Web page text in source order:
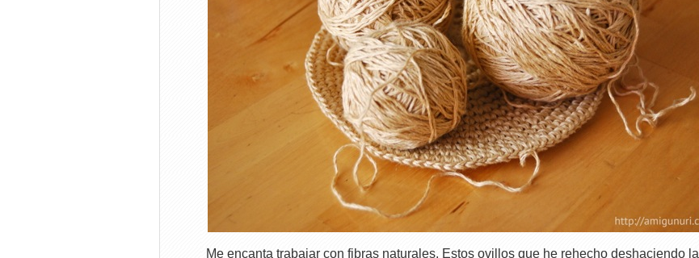
Me encanta trabajar con fibras naturales. Estos ovillos que he rehecho deshaciendo la